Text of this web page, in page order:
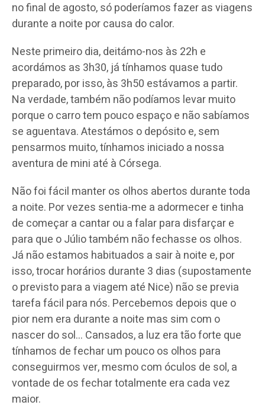
no final de agosto, só poderíamos fazer as viagens
durante a noite por causa do calor.
Neste primeiro dia, deitámo-nos às 22h e
acordámos as 3h30, já tínhamos quase tudo
preparado, por isso, às 3h50 estávamos a partir.
Na verdade, também não podíamos levar muito
porque o carro tem pouco espaço e não sabíamos
se aguentava. Atestámos o depósito e, sem
pensarmos muito, tínhamos iniciado a nossa
aventura de mini até à Córsega.
Não foi fácil manter os olhos abertos durante toda
a noite. Por vezes sentia-me a adormecer e tinha
de começar a cantar ou a falar para disfarçar e
para que o Júlio também não fechasse os olhos.
Já não estamos habituados a sair à noite e, por
isso, trocar horários durante 3 dias (supostamente
o previsto para a viagem até Nice) não se previa
tarefa fácil para nós. Percebemos depois que o
pior nem era durante a noite mas sim com o
nascer do sol… Cansados, a luz era tão forte que
tínhamos de fechar um pouco os olhos para
conseguirmos ver, mesmo com óculos de sol, a
vontade de os fechar totalmente era cada vez
maior.